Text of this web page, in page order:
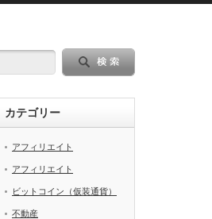
カテゴリー
アフィリエイト
アフィリエイト
ビットコイン（仮装通貨）
不動産